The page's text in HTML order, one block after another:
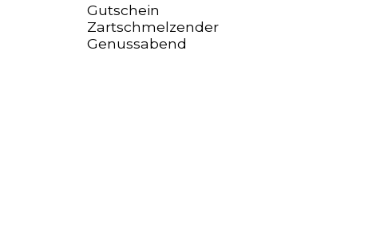
Gutschein
Zartschmelzender
Genussabend